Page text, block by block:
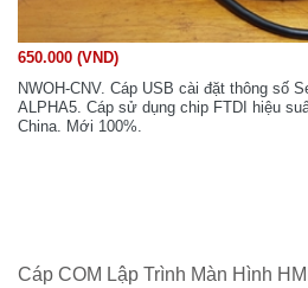
650.000 (VND)
NWOH-CNV. Cáp USB cài đặt thông số
ALPHA5. Cáp sử dụng chip FTDI hiệu
China. Mới 100%.
Cáp COM Lập Trình Màn Hình